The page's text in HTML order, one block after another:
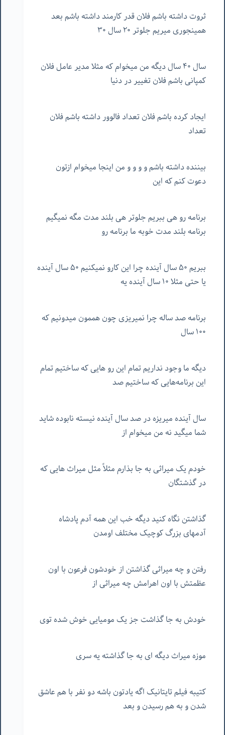
ثروت داشته باشم فلان قدر کارمند داشته باشم بعد
همینجوری میریم جلوتر ۲۰ سال ۳۰
سال ۴۰ سال دیگه من میخوام که مثلا مدیر عامل فلان
کمپانی باشم فلان تغییر در دنیا
ایجاد کرده باشم فلان تعداد فالوور داشته باشم فلان
تعداد
بیننده داشته باشم و و و و من اینجا میخوام ازتون
دعوت کنم که این
برنامه رو هی ببریم جلوتر هی بلند مدت مگه نمیگیم
برنامه بلند مدت خوبه ما برنامه رو
ببریم ۵۰ سال آینده چرا این کارو نمیکنیم ۵۰ سال آینده
یا حتی مثلا ۱۰ سال آینده یه
برنامه صد ساله چرا نمیریزی چون هممون میدونیم که
۱۰۰ سال
دیگه ما وجود نداریم تمام این رو هایی که ساختیم تمام
این برنامه‌هایی که ساختیم صد
سال آینده میریزه در صد سال آینده نیسته نابوده شاید
شما میگید نه من میخوام از
خودم یک میراثی به جا بذارم مثلاً مثل میراث هایی که
در گذشتگان
گذاشتن نگاه کنید دیگه خب این همه آدم پادشاه
آدمهای بزرگ کوچیک مختلف اومدن
رفتن و چه میراثی گذاشتن از خودشون فرعون با اون
عظمتش با اون اهرامش چه میراثی از
خودش به جا گذاشت جز یک مومیایی خوش شده توی
موزه میراث دیگه ای به جا گذاشته یه سری
کتیبه فیلم تایتانیک اگه یادتون باشه دو نفر با هم عاشق
شدن و به هم رسیدن و بعد